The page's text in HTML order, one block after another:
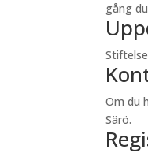
gång
Om du
Särö.